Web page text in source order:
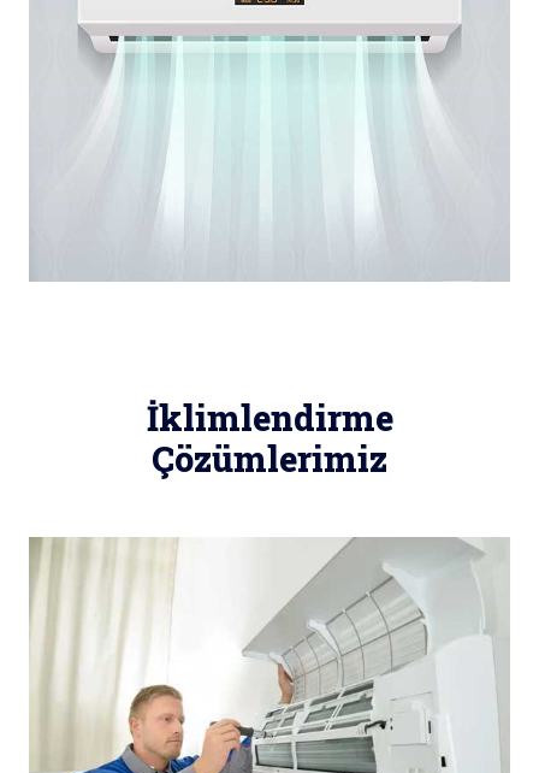
İklimlendirme
Çözümlerimiz